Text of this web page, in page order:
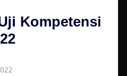
Kompetensi